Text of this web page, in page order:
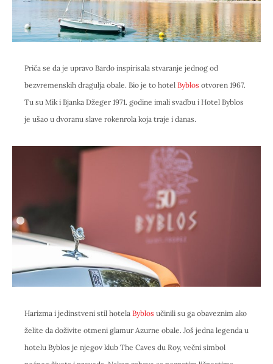
Priča se da je upravo Bardo inspirisala stvaranje jednog od
bezvremenskih dragulja obale. Bio je to hotel Byblos otvoren 1967.
Tu su Mik i Bjanka Džeger 1971. godine imali svadbu i Hotel Byblos
je ušao u dvoranu slave rokenrola koja traje i danas.
Harizma i jedinstveni stil hotela Byblos učinili su ga obaveznim ako
želite da doživite otmeni glamur Azurne obale. Još jedna legenda u
hotelu Byblos je njegov klub The Caves du Roy, večni simbol